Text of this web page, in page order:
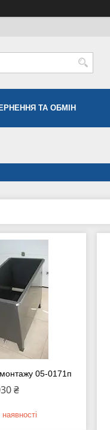
ТА ОБМІН
05-0171п
₴